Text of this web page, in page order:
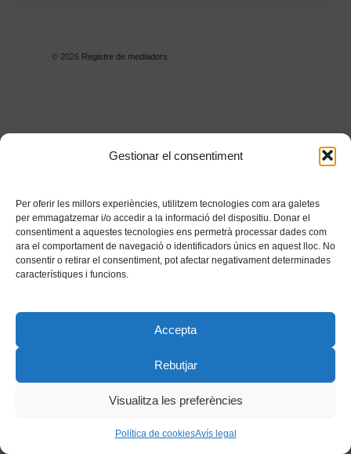
Gestionar el consentiment
Per oferir les millors experiències, utilitzem tecnologies com ara galetes
per emmagatzemar i/o accedir a la informació del dispositiu. Donar el
consentiment a aquestes tecnologies ens permetrà processar dades com
ara el comportament de navegació o identificadors únics en aquest lloc. No
consentir o retirar el consentiment, pot afectar negativament determinades
característiques i funcions.
Accepta
Rebutjar
Visualitza les preferències
Política de cookiesAvís legal
© 2026Registre de mediadors